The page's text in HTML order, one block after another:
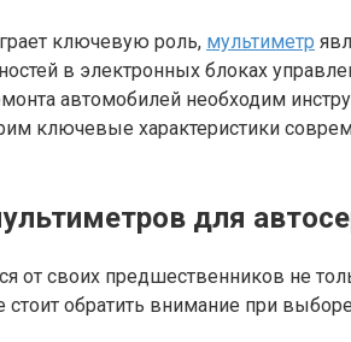
ключевую роль, мультиметр
в электронных блоках
автомобилей необходим
ключевые характеристики
для
от своих предшественников не
обратить внимание при